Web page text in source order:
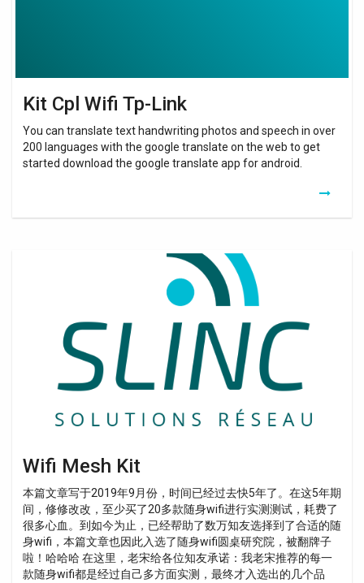
Kit Cpl Wifi Tp-Link
You can translate text handwriting photos and speech in over
200 languages with the google translate on the web to get
started download the google translate app for android.
Wifi Mesh Kit
本篇文章写于2019年9月份，时间已经过去快5年了。在这5年期
间，修修改改，至少买了20多款随身wifi进行实测测试，耗费了
很多心血。到如今为止，已经帮助了数万知友选择到了合适的随
身wifi，本篇文章也因此入选了随身wifi圆桌研究院，被翻牌子
啦！哈哈哈 在这里，老宋给各位知友承诺：我老宋推荐的每一
款随身wifi都是经过自己多方面实测，最终才入选出的几个品